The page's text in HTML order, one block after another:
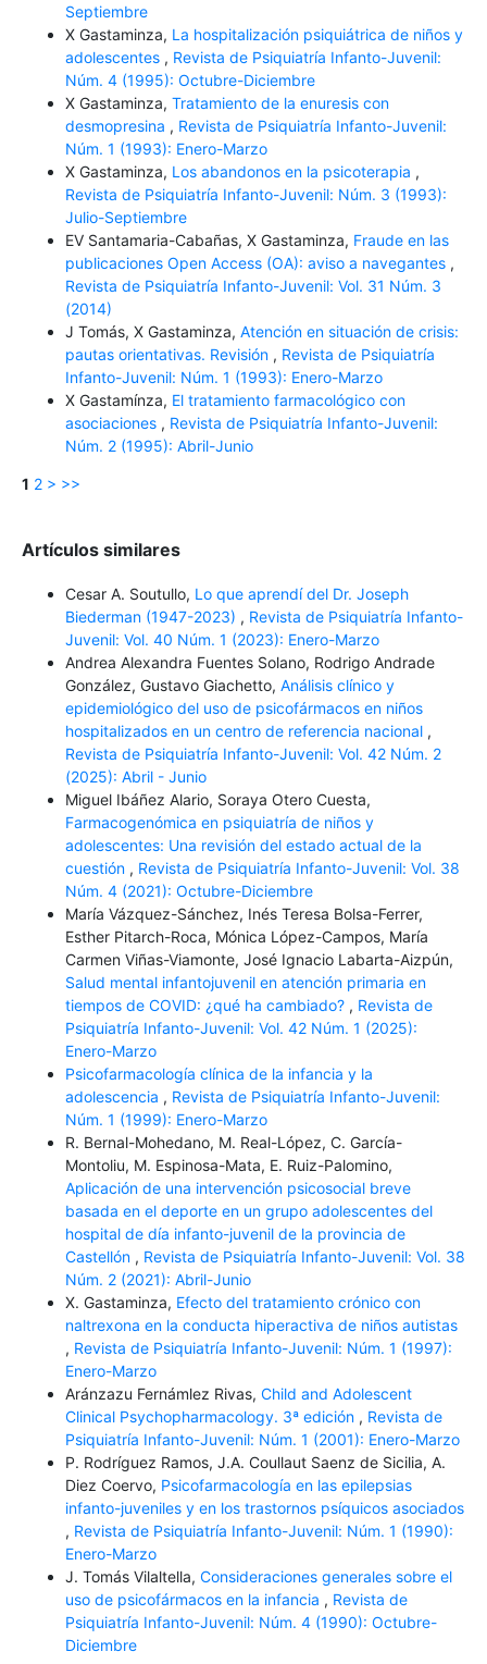
Septiembre
X Gastaminza, La hospitalización psiquiátrica de niños y
adolescentes , Revista de Psiquiatría Infanto-Juvenil:
Núm. 4 (1995): Octubre-Diciembre
X Gastaminza, Tratamiento de la enuresis con
desmopresina , Revista de Psiquiatría Infanto-Juvenil:
Núm. 1 (1993): Enero-Marzo
X Gastaminza, Los abandonos en la psicoterapia ,
Revista de Psiquiatría Infanto-Juvenil: Núm. 3 (1993):
Julio-Septiembre
EV Santamaria-Cabañas, X Gastaminza, Fraude en las
publicaciones Open Access (OA): aviso a navegantes ,
Revista de Psiquiatría Infanto-Juvenil: Vol. 31 Núm. 3
(2014)
J Tomás, X Gastaminza, Atención en situación de crisis:
pautas orientativas. Revisión , Revista de Psiquiatría
Infanto-Juvenil: Núm. 1 (1993): Enero-Marzo
X Gastamínza, El tratamiento farmacológico con
asociaciones , Revista de Psiquiatría Infanto-Juvenil:
Núm. 2 (1995): Abril-Junio
1 2 > >>
Artículos similares
Cesar A. Soutullo, Lo que aprendí del Dr. Joseph
Biederman (1947-2023) , Revista de Psiquiatría Infanto-
Juvenil: Vol. 40 Núm. 1 (2023): Enero-Marzo
Andrea Alexandra Fuentes Solano, Rodrigo Andrade
González, Gustavo Giachetto, Análisis clínico y
epidemiológico del uso de psicofármacos en niños
hospitalizados en un centro de referencia nacional ,
Revista de Psiquiatría Infanto-Juvenil: Vol. 42 Núm. 2
(2025): Abril - Junio
Miguel Ibáñez Alario, Soraya Otero Cuesta,
Farmacogenómica en psiquiatría de niños y
adolescentes: Una revisión del estado actual de la
cuestión , Revista de Psiquiatría Infanto-Juvenil: Vol. 38
Núm. 4 (2021): Octubre-Diciembre
María Vázquez-Sánchez, Inés Teresa Bolsa-Ferrer,
Esther Pitarch-Roca, Mónica López-Campos, María
Carmen Viñas-Viamonte, José Ignacio Labarta-Aizpún,
Salud mental infantojuvenil en atención primaria en
tiempos de COVID: ¿qué ha cambiado? , Revista de
Psiquiatría Infanto-Juvenil: Vol. 42 Núm. 1 (2025):
Enero-Marzo
Psicofarmacología clínica de la infancia y la
adolescencia , Revista de Psiquiatría Infanto-Juvenil:
Núm. 1 (1999): Enero-Marzo
R. Bernal-Mohedano, M. Real-López, C. García-
Montoliu, M. Espinosa-Mata, E. Ruiz-Palomino,
Aplicación de una intervención psicosocial breve
basada en el deporte en un grupo adolescentes del
hospital de día infanto-juvenil de la provincia de
Castellón , Revista de Psiquiatría Infanto-Juvenil: Vol. 38
Núm. 2 (2021): Abril-Junio
X. Gastaminza, Efecto del tratamiento crónico con
naltrexona en la conducta hiperactiva de niños autistas
, Revista de Psiquiatría Infanto-Juvenil: Núm. 1 (1997):
Enero-Marzo
Aránzazu Fernámlez Rivas, Child and Adolescent
Clinical Psychopharmacology. 3ª edición , Revista de
Psiquiatría Infanto-Juvenil: Núm. 1 (2001): Enero-Marzo
P. Rodríguez Ramos, J.A. Coullaut Saenz de Sicilia, A.
Diez Coervo, Psicofarmacología en las epilepsias
infanto-juveniles y en los trastornos psíquicos asociados
, Revista de Psiquiatría Infanto-Juvenil: Núm. 1 (1990):
Enero-Marzo
J. Tomás Vilaltella, Consideraciones generales sobre el
uso de psicofármacos en la infancia , Revista de
Psiquiatría Infanto-Juvenil: Núm. 4 (1990): Octubre-
Diciembre